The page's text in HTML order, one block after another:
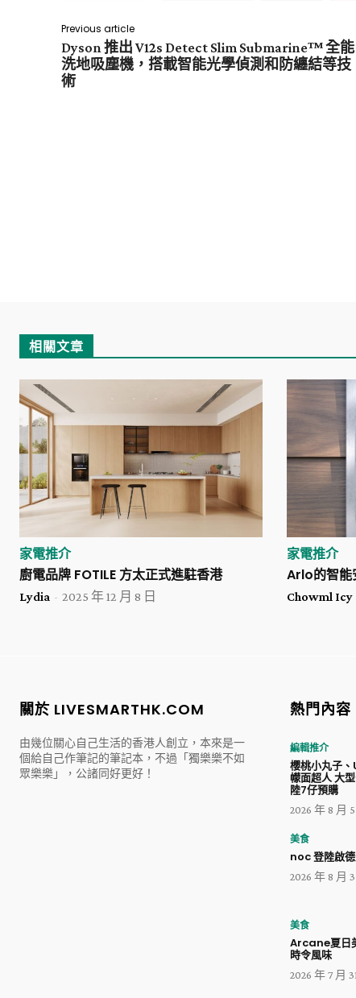
Previous article
Dyson 推出 V12s Detect Slim Submarine™ 全能
洗地吸塵機，搭載智能光學偵測和防纏結等技
術
相關文章
家電推介
廚電品牌 FOTILE 方太正式進駐香港
Lydia - 2025 年 12 月 8 日
家電推介
Arlo的智能
Chowml Icy
關於 LIVESMARTHK.COM
由幾位關心自己生活的香港人創立，本來是一
個給自己作筆記的筆記本，不過「獨樂樂不如
眾樂樂」，公諸同好更好！
熱門內容
編輯推介
櫻桃小丸子
幪面超人 大
陸7仔預購
2026 年 8 月 5
美食
noc 登陸啟
2026 年 8 月 3
美食
Arcane夏日
時令風味
2026 年 7 月